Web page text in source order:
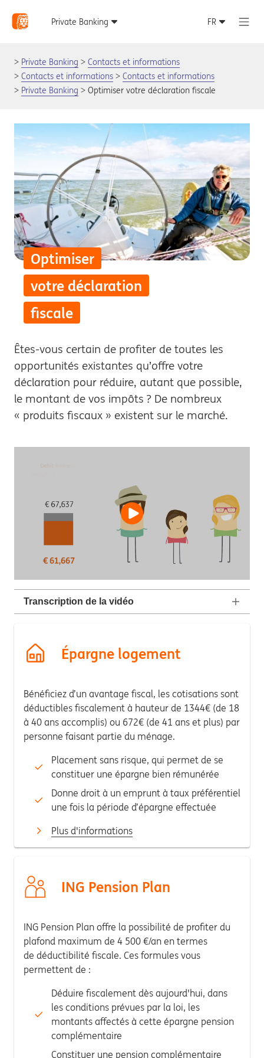
Private Banking
Contacts et informations
Contacts et informations
Contacts et informations
Private Banking
Optimiser votre déclaration fiscale
Optimiser
votre déclaration
fiscale
Êtes-vous certain de profiter de toutes les
opportunités existantes qu’offre votre
déclaration pour réduire, autant que possible,
le montant de vos impôts ? De nombreux
« produits fiscaux » existent sur le marché.
Transcription de la vidéo
Épargne logement
Bénéficiez d’un avantage fiscal, les cotisations sont
déductibles fiscalement à hauteur de 1344€ (de 18
à 40 ans accomplis) ou 672€ (de 41 ans et plus) par
personne faisant partie du ménage.
Placement sans risque, qui permet de se
constituer une épargne bien rémunérée
Donne droit à un emprunt à taux préférentiel
une fois la période d’épargne effectuée
Plus d'informations
ING Pension Plan
ING Pension Plan offre la possibilité de profiter du
plafond maximum de 4 500 €/an en termes
de déductibilité fiscale. Ces formules vous
permettent de :
Déduire fiscalement dès aujourd'hui, dans
les conditions prévues par la loi, les
montants affectés à cette épargne pension
complémentaire
Constituer une pension complémentaire